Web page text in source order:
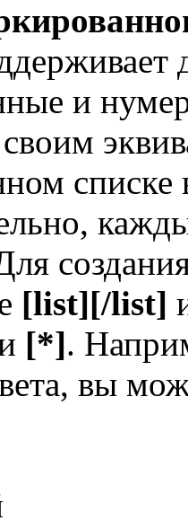
и
списке
[list][/list]
[*].
вы